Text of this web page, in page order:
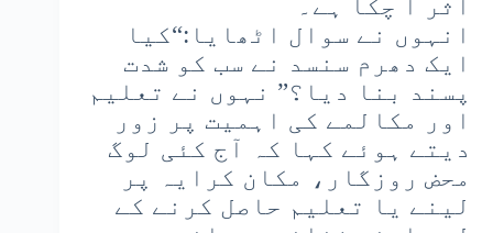
اثر آ چکا ہے۔
انہوں نے سوال اٹھایا:“کیا
ایک دھرم سنسد نے سب کو شدت
پسند بنا دیا؟” نہوں نے تعلیم
اور مکالمے کی اہمیت پر زور
دیتے ہوئے کہا کہ آج کئی لوگ
محض روزگار، مکان کرایہ پر
لینے یا تعلیم حاصل کرنے کے